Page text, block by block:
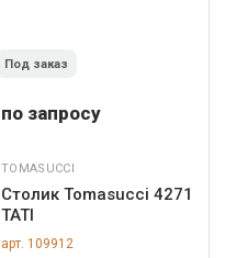
Под заказ
по запросу
TOMASUCCI
Столик Tomasucci 4271
TATI
арт. 109912